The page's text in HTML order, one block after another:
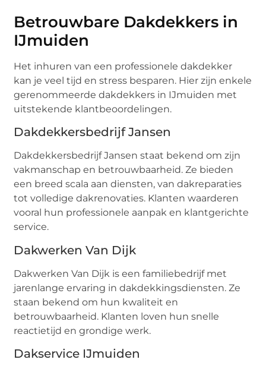
Betrouwbare Dakdekkers in
IJmuiden
Het inhuren van een professionele dakdekker
kan je veel tijd en stress besparen. Hier zijn enkele
gerenommeerde dakdekkers in IJmuiden met
uitstekende klantbeoordelingen.
Dakdekkersbedrijf Jansen
Dakdekkersbedrijf Jansen staat bekend om zijn
vakmanschap en betrouwbaarheid. Ze bieden
een breed scala aan diensten, van dakreparaties
tot volledige dakrenovaties. Klanten waarderen
vooral hun professionele aanpak en klantgerichte
service.
Dakwerken Van Dijk
Dakwerken Van Dijk is een familiebedrijf met
jarenlange ervaring in dakdekkingsdiensten. Ze
staan bekend om hun kwaliteit en
betrouwbaarheid. Klanten loven hun snelle
reactietijd en grondige werk.
Dakservice IJmuiden